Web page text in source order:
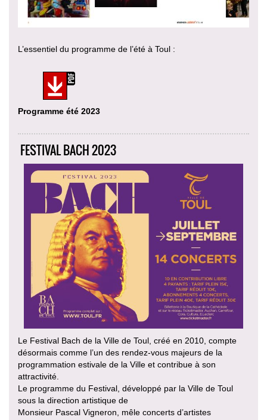
L’essentiel du programme de l’été à Toul :
Programme été 2023
FESTIVAL BACH 2023
Le Festival Bach de la Ville de Toul, créé en 2010, compte
désormais comme l’un des rendez-vous majeurs de la
programmation estivale de la Ville et contribue à son
attractivité.
Le programme du Festival, développé par la Ville de Toul
sous la direction artistique de
Monsieur Pascal Vigneron, mêle concerts d’artistes